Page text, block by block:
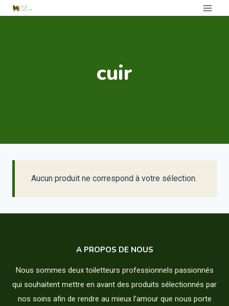
Aller
cuir
Aucun produit ne correspond à votre sélection.
A PROPOS DE NOUS
Nous sommes deux toiletteurs professionnels passionnés
qui souhaitent mettre en avant des produits sélectionnés par
nos soins afin de rendre au mieux l’amour que nous porte